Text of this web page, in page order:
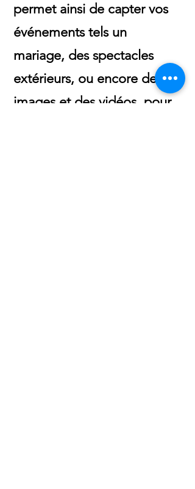
permet ainsi de capter vos
événements tels un
mariage, des spectacles
extérieurs, ou encore des
images et des vidéos pour